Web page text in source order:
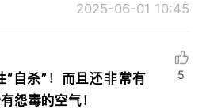
2025-06-01 10:45
自杀”！而且还非常有
怨毒的空气！
5